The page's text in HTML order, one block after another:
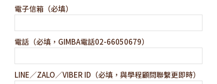
電子信箱（必填）
電話（必填，GIMBA電話02-66050679）
LINE／ZALO／VIBER ID（必填，與學程顧問聯繫更即時）